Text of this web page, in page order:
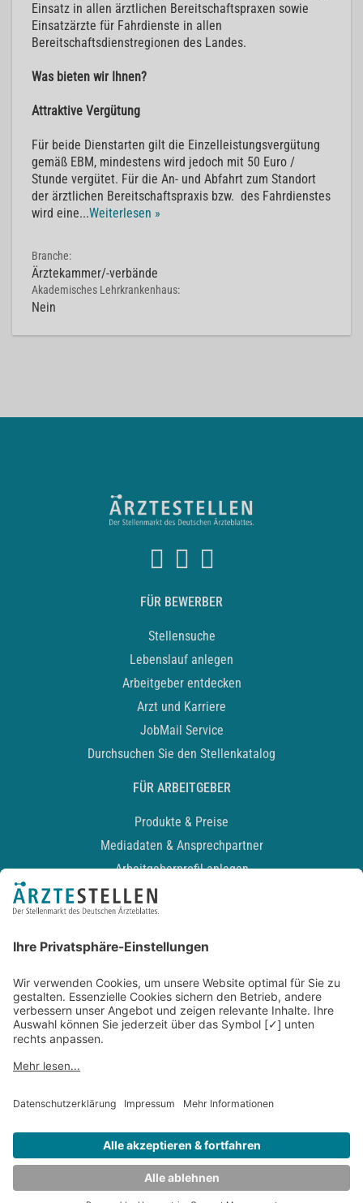
Einsatz in allen ärztlichen Bereitschaftspraxen sowie
Einsatzärzte für Fahrdienste in allen
Bereitschaftsdienstregionen des Landes.
Was bieten wir Ihnen?
Attraktive Vergütung
Für beide Dienstarten gilt die Einzelleistungsvergütung
gemäß EBM, mindestens wird jedoch mit 50 Euro /
Stunde vergütet. Für die An- und Abfahrt zum Standort
der ärztlichen Bereitschaftspraxis bzw. des Fahrdienstes
wird eine...Weiterlesen »
Branche:
Ärztekammer/-verbände
Akademisches Lehrkrankenhaus:
Nein
FÜR BEWERBER
Stellensuche
Lebenslauf anlegen
Arbeitgeber entdecken
Arzt und Karriere
JobMail Service
Durchsuchen Sie den Stellenkatalog
FÜR ARBEITGEBER
Produkte & Preise
Mediadaten & Ansprechpartner
Arbeitgeberprofil anlegen
Recruiting-Podcast
Kontakt
Datenschutz
Newsletter